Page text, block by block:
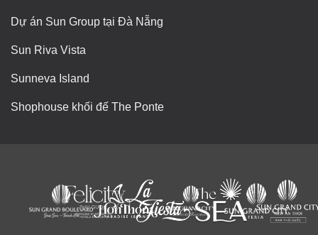
Dự án Sun Group tại Đà Nẵng
Sun Riva Vista
Sunneva Island
Shophouse khối đế The Ponte